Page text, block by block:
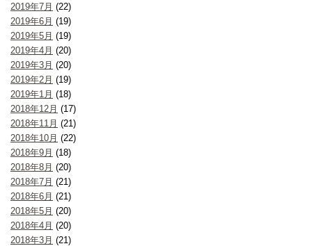
2019年7月 (22)
2019年6月 (19)
2019年5月 (19)
2019年4月 (20)
2019年3月 (20)
2019年2月 (19)
2019年1月 (18)
2018年12月 (17)
2018年11月 (21)
2018年10月 (22)
2018年9月 (18)
2018年8月 (20)
2018年7月 (21)
2018年6月 (21)
2018年5月 (20)
2018年4月 (20)
2018年3月 (21)